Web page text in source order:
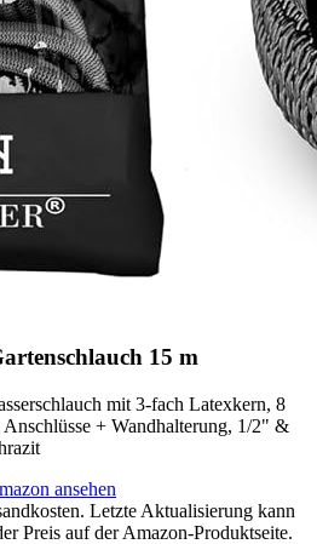
15 m
mit 3-fach Latexkern, 8
+ Wandhalterung, 1/2" &
ansehen
Letzte Aktualisierung kann
Preis auf der Amazon-Produktseite.